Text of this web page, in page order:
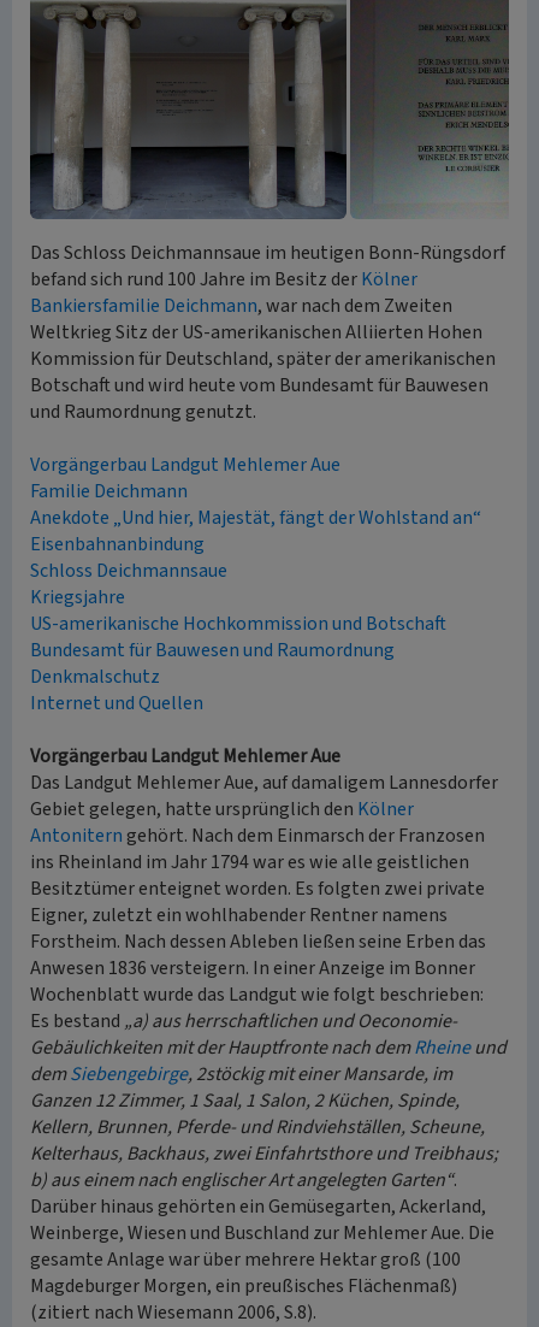
Das Schloss Deichmannsaue im heutigen Bonn-Rüngsdorf
befand sich rund 100 Jahre im Besitz derKölner
Bankiersfamilie Deichmann, war nach dem Zweiten
Weltkrieg Sitz der US-amerikanischen Alliierten Hohen
Kommission für Deutschland, später der amerikanischen
Botschaft und wird heute vom Bundesamt für Bauwesen
und Raumordnung genutzt.
Vorgängerbau Landgut Mehlemer Aue
Familie Deichmann
Anekdote „Und hier, Majestät, fängt der Wohlstand an“
Eisenbahnanbindung
Schloss Deichmannsaue
Kriegsjahre
US-amerikanische Hochkommission und Botschaft
Bundesamt für Bauwesen und Raumordnung
Denkmalschutz
Internet und Quellen
Vorgängerbau Landgut Mehlemer Aue
Das Landgut Mehlemer Aue, auf damaligem Lannesdorfer
Gebiet gelegen, hatte ursprünglich den Kölner
Antonitern gehört. Nach dem Einmarsch der Franzosen
ins Rheinland im Jahr 1794 war es wie alle geistlichen
Besitztümer enteignet worden. Es folgten zwei private
Eigner, zuletzt ein wohlhabender Rentner namens
Forstheim. Nach dessen Ableben ließen seine Erben das
Anwesen 1836 versteigern. In einer Anzeige im Bonner
Wochenblatt wurde das Landgut wie folgt beschrieben:
Es bestand „a) aus herrschaftlichen und Oeconomie-
Gebäulichkeiten mit der Hauptfronte nach demRheineund
demSiebengebirge, 2stöckig mit einer Mansarde, im
Ganzen 12 Zimmer, 1 Saal, 1 Salon, 2 Küchen, Spinde,
Kellern, Brunnen, Pferde- und Rindviehställen, Scheune,
Kelterhaus, Backhaus, zwei Einfahrtsthore und Treibhaus;
b) aus einem nach englischer Art angelegten Garten“.
Darüber hinaus gehörten ein Gemüsegarten, Ackerland,
Weinberge, Wiesen und Buschland zur Mehlemer Aue. Die
gesamte Anlage war über mehrere Hektar groß (100
Magdeburger Morgen, ein preußisches Flächenmaß)
(zitiert nach Wiesemann 2006, S.8).